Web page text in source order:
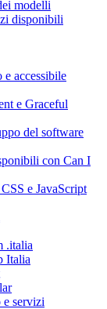
modelli
disponibili
e accessibile
e Graceful
del software
con Can I
e JavaScript
.italia
Italia
servizi